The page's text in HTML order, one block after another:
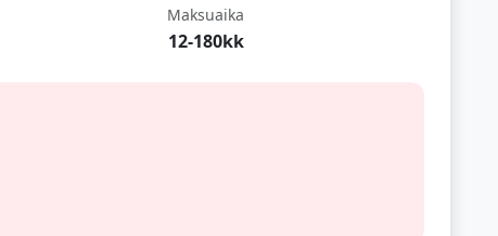
Maksuaika
12-180kk